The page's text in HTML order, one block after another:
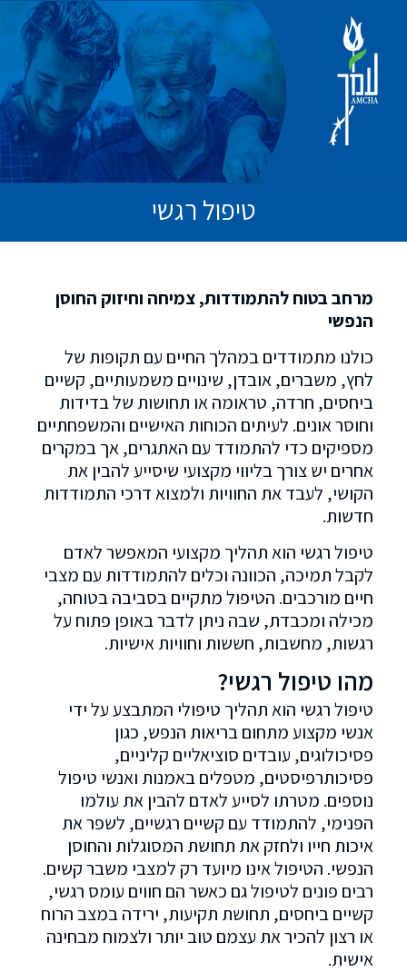
טיפול רגשי
מרחב בטוח להתמודדות, צמיחה וחיזוק החוסן
הנפשי
כולנו מתמודדים במהלך החיים עם תקופות של
לחץ, משברים, אובדן, שינויים משמעותיים, קשיים
ביחסים, חרדה, טראומה או תחושות של בדידות
וחוסר אונים. לעיתים הכוחות האישיים והמשפחתיים
מספיקים כדי להתמודד עם האתגרים, אך במקרים
אחרים יש צורך בליווי מקצועי שיסייע להבין את
הקושי, לעבד את החוויות ולמצוא דרכי התמודדות
חדשות.
טיפול רגשי הוא תהליך מקצועי המאפשר לאדם
לקבל תמיכה, הכוונה וכלים להתמודדות עם מצבי
חיים מורכבים. הטיפול מתקיים בסביבה בטוחה,
מכילה ומכבדת, שבה ניתן לדבר באופן פתוח על
רגשות, מחשבות, חששות וחוויות אישיות.
מהו טיפול רגשי?
טיפול רגשי הוא תהליך טיפולי המתבצע על ידי
אנשי מקצוע מתחום בריאות הנפש, כגון
פסיכולוגים, עובדים סוציאליים קליניים,
פסיכותרפיסטים, מטפלים באמנות ואנשי טיפול
נוספים. מטרתו לסייע לאדם להבין את עולמו
הפנימי, להתמודד עם קשיים רגשיים, לשפר את
איכות חייו ולחזק את תחושת המסוגלות והחוסן
הנפשי. הטיפול אינו מיועד רק למצבי משבר קשים.
רבים פונים לטיפול גם כאשר הם חווים עומס רגשי,
קשיים ביחסים, תחושת תקיעות, ירידה במצב הרוח
או רצון להכיר את עצמם טוב יותר ולצמוח מבחינה
אישית.